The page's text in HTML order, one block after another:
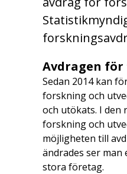
Avdragen
Sedan 2014 kan
forskning och
och utökats. I den
forskning och
möjligheten till
ändrades ser man
stora företag.